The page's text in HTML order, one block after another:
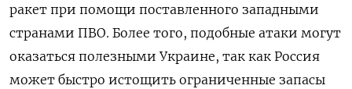
ракет при помощи поставленного западными
странами ПВО. Более того, подобные атаки могут
оказаться полезными Украине, так как Россия
может быстро истощить ограниченные запасы